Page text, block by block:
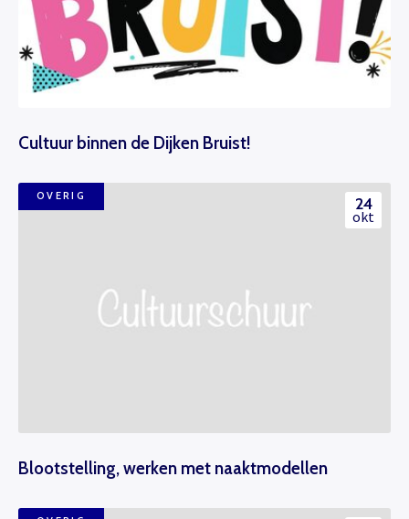
gratis toegang tot totaal 17
voorstellingen.
Cultuur binnen de Dijken Bruist!
OVERIG 24
okt
Blootstelling, werken met naaktmodellen